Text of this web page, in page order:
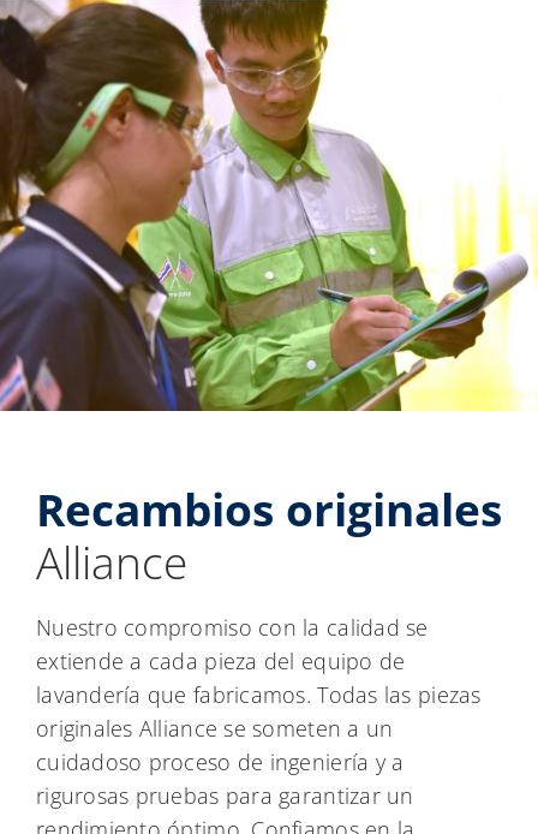
Recambios originales
Alliance
Nuestro compromiso con la calidad se
extiende a cada pieza del equipo de
lavandería que fabricamos. Todas las piezas
originales Alliance se someten a un
cuidadoso proceso de ingeniería y a
rigurosas pruebas para garantizar un